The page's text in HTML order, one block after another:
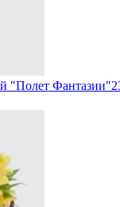
"Полет Фантазии"